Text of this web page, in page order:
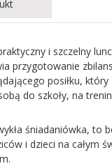
i szczelny
przygotowanie
posiłku,
do szkoły, na
śniadaniówka, to
i dzieci na całym